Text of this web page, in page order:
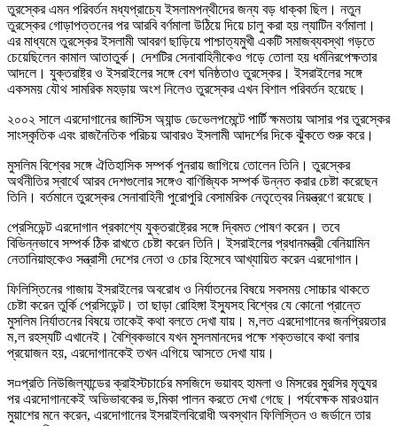
তুরস্কের এমন পরিবর্তন মধ্যপ্রাচ্যে ইসলামপন্থীদের জন্য বড় ধাক্কা ছিল। নতুন
তুরস্কের গোড়াপত্তনের পর আরবি বর্ণমালা উঠিয়ে দিয়ে চালু করা হয় ল্যাটিন বর্ণমালা।
এর মাধ্যমে তুরস্কের ইসলামী আবরণ ছাড়িয়ে পাশ্চাত্যমুখী একটি সমাজব্যবস্থা গড়তে
চেয়েছিলেন কামাল আতাতুর্ক। দেশটির সেনাবাহিনীকেও গড়ে তোলা হয় ধর্মনিরপেক্ষতার
আদলে। যুক্তরাষ্ট্র ও ইসরাইলের সঙ্গে বেশ ঘনিষ্ঠতাও তুরস্কের। ইসরাইলের সঙ্গে
একসময় যৌথ সামরিক মহড়ায় অংশ নিলেও তুরস্কের এখন বিশাল পরিবর্তন হয়েছে।
২০০২ সালে এরদোগানের জাস্টিস অ্যান্ড ডেভেলপমেন্টে পার্টি ক্ষমতায় আসার পর তুরস্কের
সাংস্কৃতিক এবং রাজনৈতিক পরিচয় আবারও ইসলামী আদর্শের দিকে ঝুঁকতে শুরু করে।
মুসলিম বিশ্বের সঙ্গে ঐতিহাসিক সম্পর্ক পুনরায় জাগিয়ে তোলেন তিনি। তুরস্কের
অর্থনীতির স্বার্থে আরব দেশগুলোর সঙ্গেও বাণিজ্যিক সম্পর্ক উন্নত করার চেষ্টা করেছেন
তিনি। বর্তমানে তুরস্কের সেনাবাহিনী পুরোপুরি বেসামরিক নেতৃত্বের নিয়ন্ত্রণে রয়েছে।
প্রেসিডেন্ট এরদোগান প্রকাশ্যে যুক্তরাষ্ট্রের সঙ্গে দ্বিমত পোষণ করেন। তবে
বিভিন্নভাবে সম্পর্ক ঠিক রাখতে চেষ্টা করেন তিনি। ইসরাইলের প্রধানমন্ত্রী বেনিয়ামিন
নেতানিয়াহুকেও সন্ত্রাসী দেশের নেতা ও চোর হিসেবে আখ্যায়িত করেন এরদোগান।
ফিলিস্তিনের গাজায় ইসরাইলের অবরোধ ও নির্যাতনের বিষয়ে সবসময় সোচ্চার থাকতে
চেষ্টা করেন তুর্কি প্রেসিডেন্ট। তা ছাড়া রোহিঙ্গা ইস্যুসহ বিশ্বের যে কোনো প্রান্তে
মুসলিম নির্যাতনের বিষয়ে তাকেই কথা বলতে দেখা যায়। ম‚লত এরদোগানের জনপ্রিয়তার
ম‚ল রহস্যটি এখানেই। বৈশ্বিকভাবে যখন মুসলমানদের পক্ষে শক্তভাবে কথা বলার
প্রয়োজন হয়, এরদোগানকেই তখন এগিয়ে আসতে দেখা যায়।
স¤প্রতি নিউজিল্যান্ডের ক্রাইস্টচার্চের মসজিদে ভয়াবহ হামলা ও মিসরের মুরসির মৃত্যুর
পর এরদোগানকেই অভিভাবকের ভ‚মিকা পালন করতে দেখা গেছে। পর্যবেক্ষক মারওয়ান
মুয়াশের মনে করেন, এরদোগানের ইসরাইলবিরোধী অবস্থান ফিলিস্তিন ও জর্ডানে তার